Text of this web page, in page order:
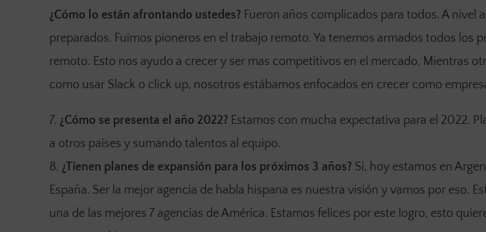
¿Cómo lo están afrontando ustedes? Fueron años complicados para todos. A nivel
preparados. Fuimos pioneros en el trabajo remoto. Ya tenemos armados todos los
remoto. Esto nos ayudo a crecer y ser mas competitivos en el mercado. Mientras
como usar Slack o click up, nosotros estábamos enfocados en crecer como
¿Cómo se presenta el año 2022? Estamos con mucha expectativa para el 2022.
a otros países y sumando talentos al equipo.
¿Tienen planes de expansión para los próximos 3 años? Si, hoy estamos en
España. Ser la mejor agencia de habla hispana es nuestra visión y vamos por eso.
una de las mejores 7 agencias de América. Estamos felices por este logro, esto